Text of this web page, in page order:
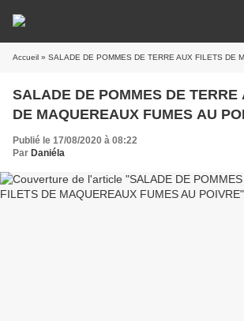
Accueil » SALADE DE POMMES DE TERRE AUX FILETS DE
SALADE DE POMMES DE TERRE
DE MAQUEREAUX FUMES AU
Publié le 17/08/2020 à 08:22
Par Daniéla